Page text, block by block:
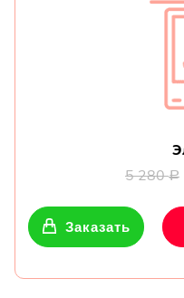
5 280Р
Заказать